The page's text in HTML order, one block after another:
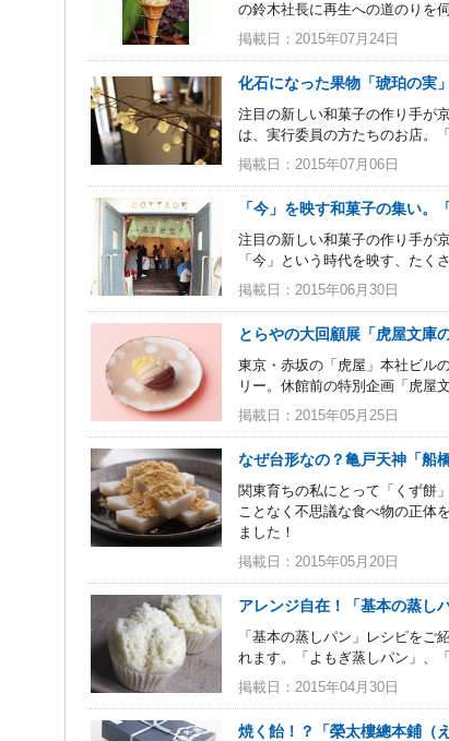
の鈴木社長に再生への道のりを伺
掲載日：2015年07月24日
化石になった果物「琥珀の実
注目の新しい和菓子の作り手が
は、実行委員の方たちのお店。
掲載日：2015年07月06日
「今」を映す和菓子の集い。
注目の新しい和菓子の作り手が
「今」という時代を映す、たく
掲載日：2015年06月30日
とらやの大回顧展「虎屋文庫
東京・赤坂の「虎屋」本社ビル
リー。休館前の特別企画「虎屋
掲載日：2015年05月25日
なぜ台形なの？亀戸天神「船
関東育ちの私にとって「くず餅
ことなく不思議な食べ物の正体
ました！
掲載日：2015年05月20日
アレンジ自在！「基本の蒸しパ
「基本の蒸しパン」レシピを
れます。「よもぎ蒸しパン」、
掲載日：2015年04月30日
焼く飴！？「榮太樓總本鋪（